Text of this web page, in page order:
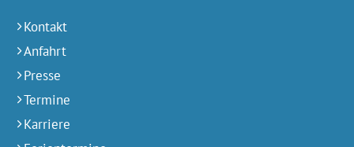
Kontakt
Anfahrt
Presse
Termine
Karriere